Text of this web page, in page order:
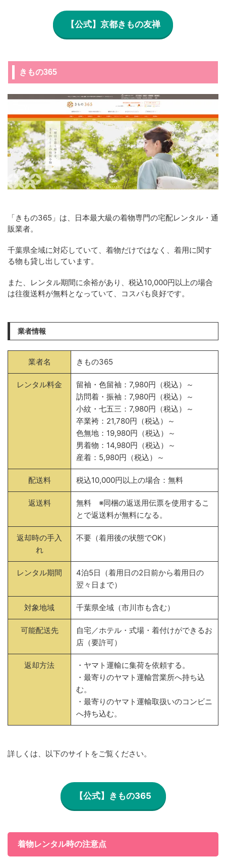
【公式】京都きもの友禅
きもの365
「きもの365」は、日本最大級の着物専門の宅配レンタル・通
販業者。
千葉県全域に対応していて、着物だけではなく、着用に関す
る物も貸し出しています。
また、レンタル期間に余裕があり、税込10,000円以上の場合
は往復送料が無料となっていて、コスパも良好です。
業者情報
業者名 きもの365
レンタル料金
留袖・色留袖：7,980円（税込）～
訪問着・振袖：7,980円（税込）～
小紋・七五三：7,980円（税込）～
卒業袴：21,780円（税込）～
色無地：19,980円（税込）～
男着物：14,980円（税込）～
産着：5,980円（税込）～
配送料 税込10,000円以上の場合：無料
返送料
無料 ※同梱の返送用伝票を使用するこ
とで返送料が無料になる。
返却時の手入
れ
不要（着用後の状態でOK）
レンタル期間
4泊5日（着用日の2日前から着用日の
翌々日まで）
対象地域 千葉県全域（市川市も含む）
可能配送先
自宅／ホテル・式場・着付けができるお
店（要許可）
返却方法
・ヤマト運輸に集荷を依頼する。
・最寄りのヤマト運輸営業所へ持ち込
む。
・最寄りのヤマト運輸取扱いのコンビニ
へ持ち込む。
詳しくは、以下のサイトをご覧ください。
【公式】きもの365
着物レンタル時の注意点